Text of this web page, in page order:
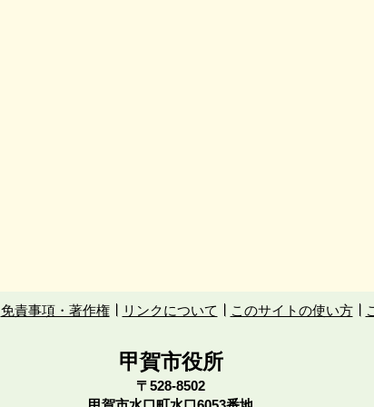
免責事項・著作権 リンクについて このサイトの使い方
甲賀市役所
〒528-8502